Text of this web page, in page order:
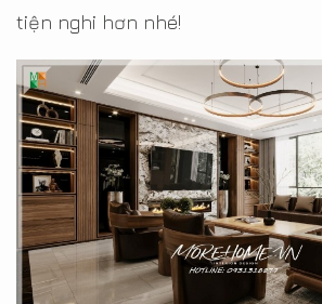
tiện nghi hơn nhé!